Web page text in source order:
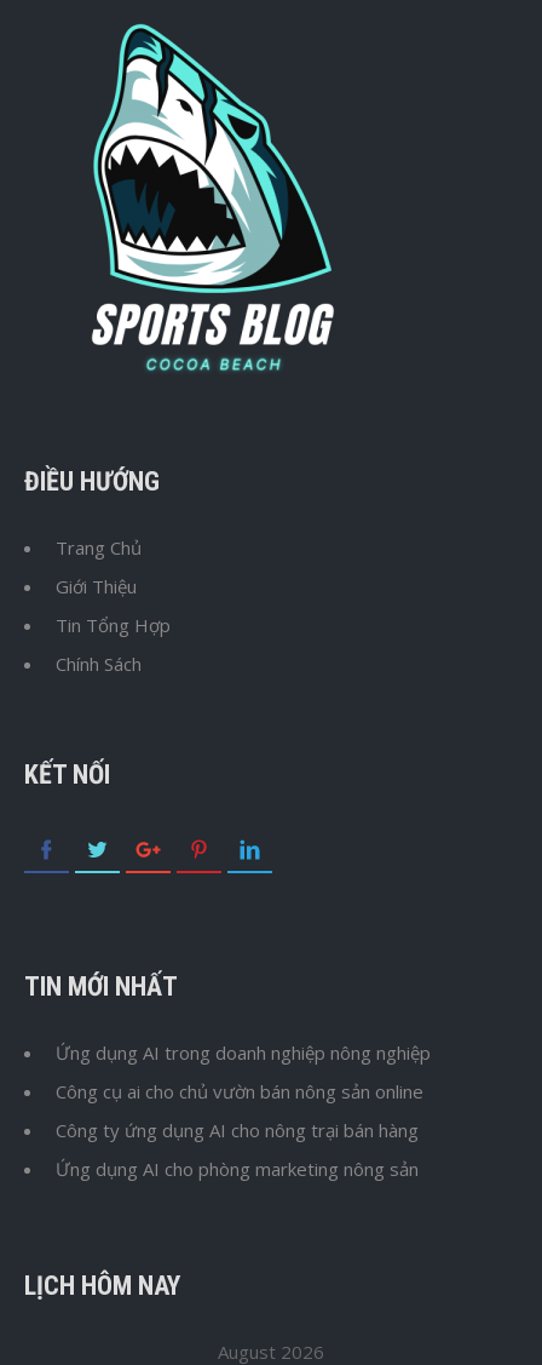
ĐIỀU HƯỚNG
Trang Chủ
Giới Thiệu
Tin Tổng Hợp
Chính Sách
KẾT NỐI
TIN MỚI NHẤT
Ứng dụng AI trong doanh nghiệp nông nghiệp
Công cụ ai cho chủ vườn bán nông sản online
Công ty ứng dụng AI cho nông trại bán hàng
Ứng dụng AI cho phòng marketing nông sản
LỊCH HÔM NAY
August 2026